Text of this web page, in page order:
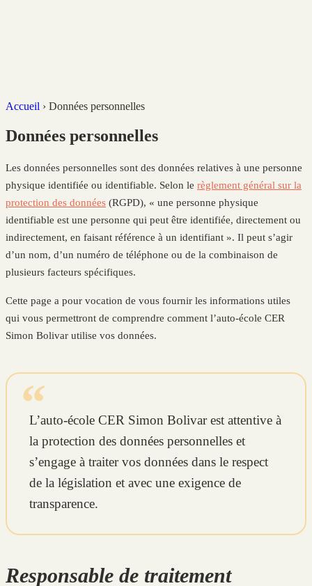
Accueil › Données personnelles
Données personnelles
Les données personnelles sont des données relatives à une personne
physique identifiée ou identifiable. Selon le règlement général sur la
protection des données (RGPD), « une personne physique
identifiable est une personne qui peut être identifiée, directement ou
indirectement, en faisant référence à un identifiant ». Il peut s’agir
d’un nom, d’un numéro de téléphone ou de la combinaison de
plusieurs facteurs spécifiques.
Cette page a pour vocation de vous fournir les informations utiles
qui vous permettront de comprendre comment l’auto-école CER
Simon Bolivar utilise vos données.
L’auto-école CER Simon Bolivar est attentive à
la protection des données personnelles et
s’engage à traiter vos données dans le respect
de la législation et avec une exigence de
transparence.
Responsable de traitement